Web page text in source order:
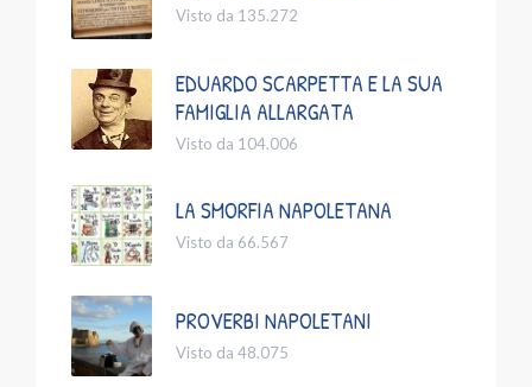
Visto da 135.272
EDUARDO SCARPETTA E LA SUA
FAMIGLIA ALLARGATA
Visto da 104.006
LA SMORFIA NAPOLETANA
Visto da 66.567
PROVERBI NAPOLETANI
Visto da 48.075